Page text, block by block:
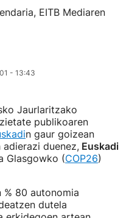
EITB Mediaren
- 13:43
Jaurlaritzako
publikoaren
n gaur goizean
duenez, Euskadi
Glasgowko (COP26)
% 80 autonomia
dutela